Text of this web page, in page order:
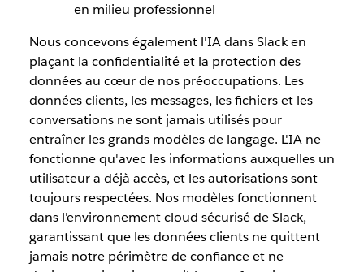
en milieu professionnel
Nous concevons également l'IA dans Slack en
plaçant la confidentialité et la protection des
données au cœur de nos préoccupations. Les
données clients, les messages, les fichiers et les
conversations ne sont jamais utilisés pour
entraîner les grands modèles de langage. L'IA ne
fonctionne qu'avec les informations auxquelles un
utilisateur a déjà accès, et les autorisations sont
toujours respectées. Nos modèles fonctionnent
dans l'environnement cloud sécurisé de Slack,
garantissant que les données clients ne quittent
jamais notre périmètre de confiance et ne